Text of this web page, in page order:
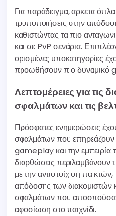
Για παράδειγμα, αρκετά
τροποποιήσεις στην
καθιστώντας τα πιο
και σε PvP σενάρια.
ορισμένες υποκατηγορίες
προωθήσουν πιο δυναμικό
Λεπτομέρειες για τις
σφαλμάτων και τις
Πρόσφατες ενημερώσεις
σφαλμάτων που επηρεάζουν
gameplay και την εμπειρία
διορθώσεις περιλαμβάνουν
με την αντιστοίχιση
απόδοσης των διακομιστών
σφαλμάτων που
αφοσίωση στο παιχνίδι.